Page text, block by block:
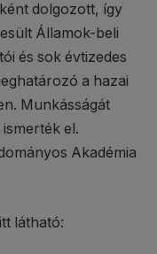
dolgozott, így
Államok-beli
és sok évtizedes
a hazai
Munkásságát
el.
Akadémia
látható: